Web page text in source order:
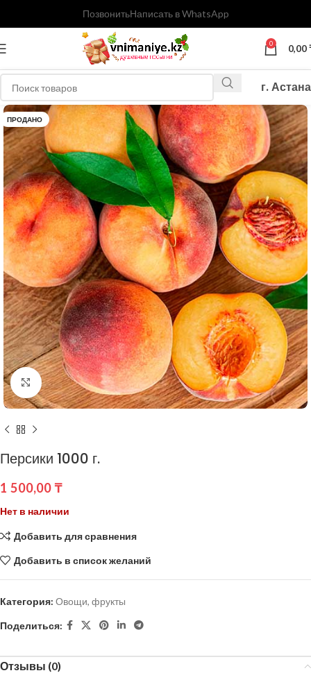
ПозвонитьНаписать в WhatsApp
0 0,00
г. Астана
ПРОДАНО
Нажмите, чтобы увеличить
Персики 1000 г.
1 500,00 ₸
Нет в наличии
Добавить для сравнения
Добавить в список желаний
Категория: Овощи, фрукты
Поделиться:
Отзывы (0)